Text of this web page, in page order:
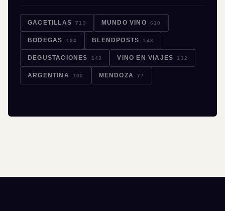
GACETILLAS 713 MUNDO VINO 610
BODEGAS 194 BLENDPOSTS 143
DEGUSTACIONES 143 VINO EN VIAJES 132
ARGENTINA 100 MENDOZA 77